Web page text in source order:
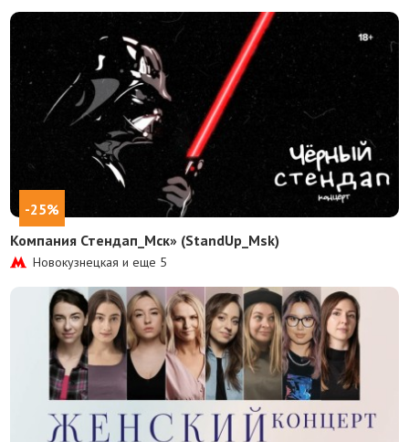
-25%
Компания Стендап_Мск» (StandUp_Msk)
Новокузнецкая и еще 5